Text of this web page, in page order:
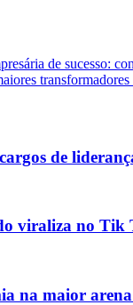
de sucesso:
transformadores
de
viraliza no Tik
na maior